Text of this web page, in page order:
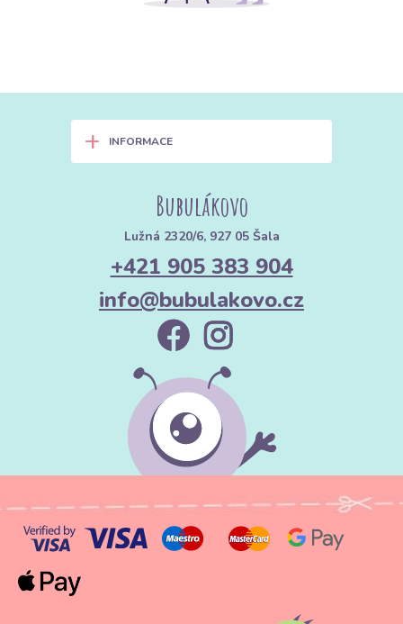
+ INFORMACE
Bubulákovo
Lužná 2320/6, 927 05 Šala
+421 905 383 904
info@bubulakovo.cz